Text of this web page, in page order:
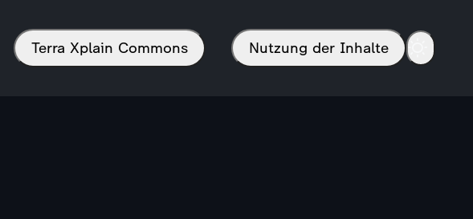
Terra Xplain Commons Nutzung der Inhalte